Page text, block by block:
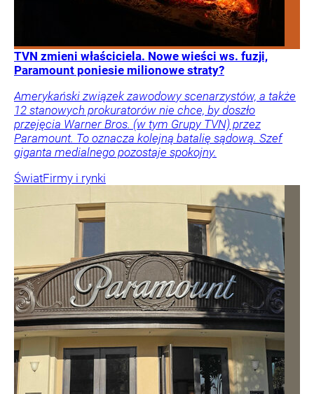
TVN zmieni właściciela. Nowe wieści ws. fuzji,
Paramount poniesie milionowe straty?
Amerykański związek zawodowy scenarzystów, a także
12 stanowych prokuratorów nie chce, by doszło
przejęcia Warner Bros. (w tym Grupy TVN) przez
Paramount. To oznacza kolejną batalię sądową. Szef
giganta medialnego pozostaje spokojny.
ŚwiatFirmy i rynki